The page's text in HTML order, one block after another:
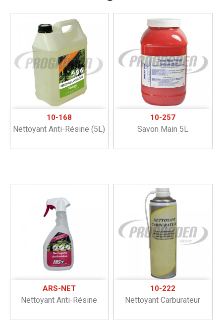
10-168
Nettoyant Anti-Résine (5L)
10-257
Savon Main 5L
ARS-NET
Nettoyant Anti-Résine
10-222
Nettoyant Carburateur